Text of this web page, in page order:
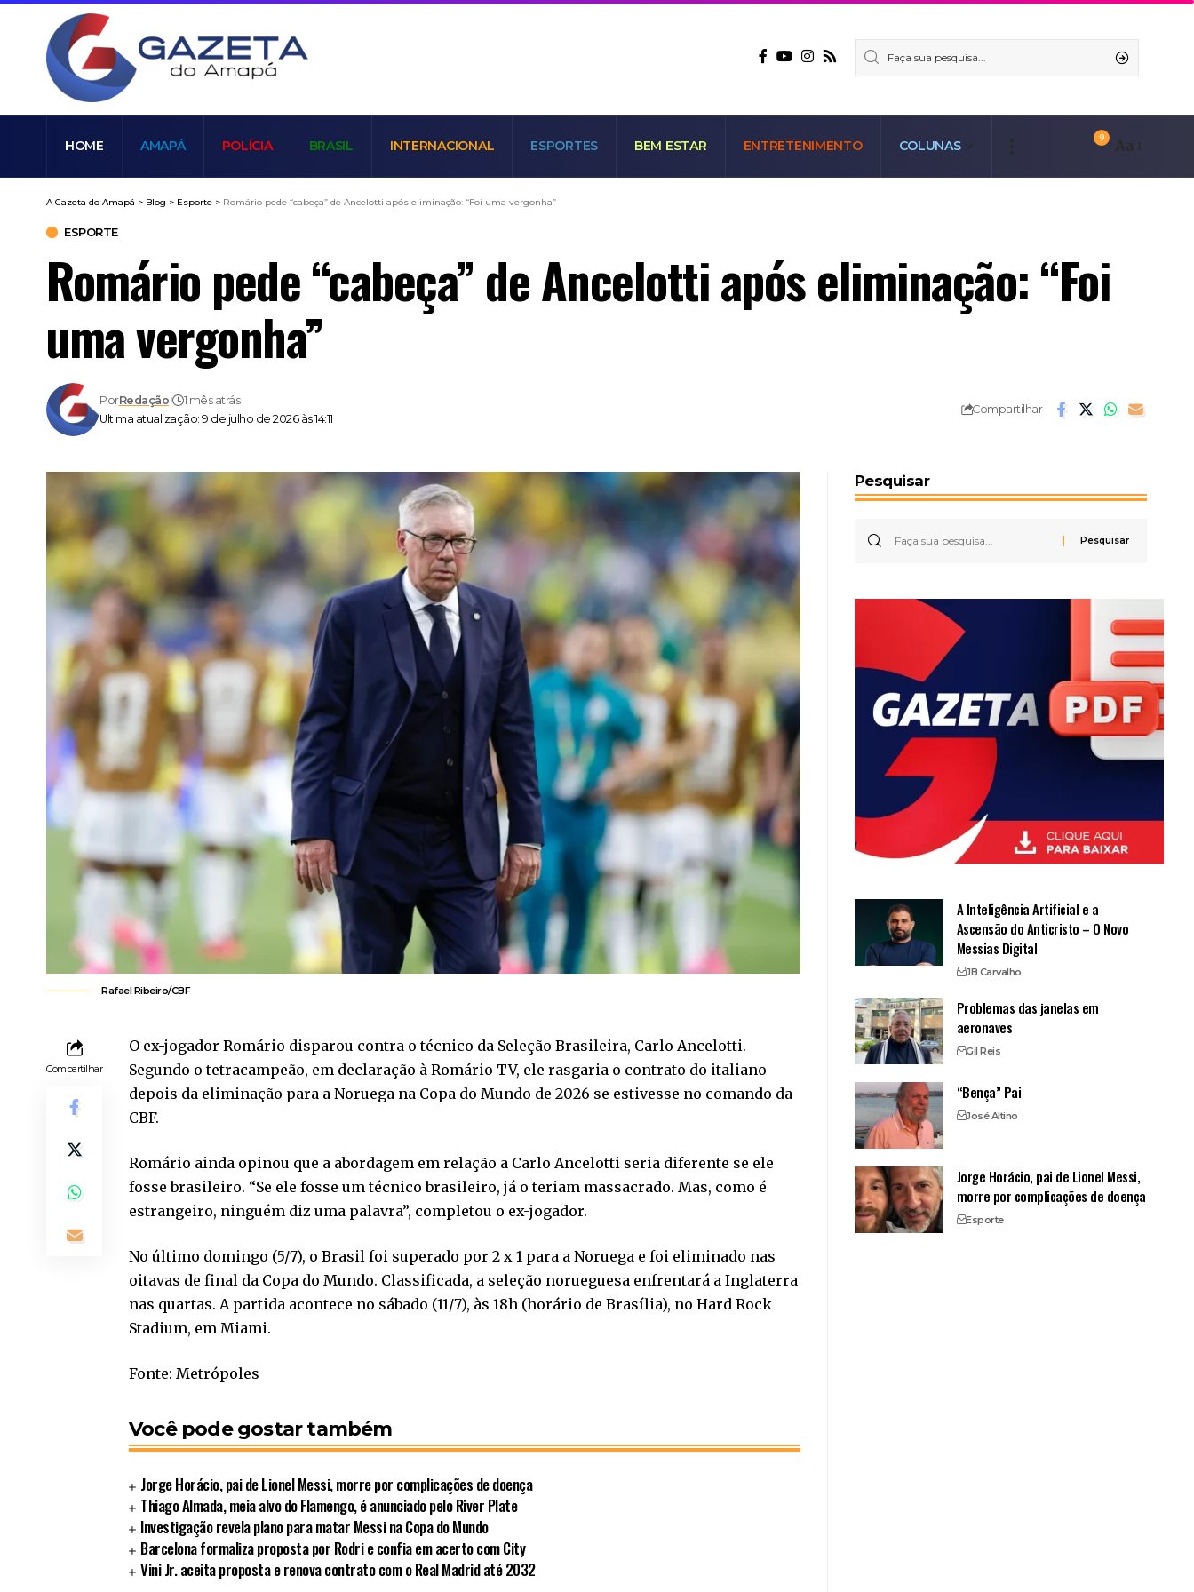
HOME AMAPÁ POLÍCIA BRASIL INTERNACIONAL ESPORTES BEM ESTAR ENTRETENIMENTO COLUNAS
9 Aa
A Gazeta do Amapá > Blog > Esporte > Romário pede “cabeça” de Ancelotti após eliminação: “Foi uma vergonha”
ESPORTE
Romário pede “cabeça” de Ancelotti após eliminação: “Foi
uma vergonha”
Ultima atualização: 9 de julho de 2026 às 14:11
PorRedação 1 mês atrás
Compartilhar
Rafael Ribeiro/CBF
Compartilhar
O ex-jogador Romário disparou contra o técnico da Seleção Brasileira, Carlo Ancelotti.
Segundo o tetracampeão, em declaração à Romário TV, ele rasgaria o contrato do italiano
depois da eliminação para a Noruega na Copa do Mundo de 2026 se estivesse no comando da
CBF.
Romário ainda opinou que a abordagem em relação a Carlo Ancelotti seria diferente se ele
fosse brasileiro. “Se ele fosse um técnico brasileiro, já o teriam massacrado. Mas, como é
estrangeiro, ninguém diz uma palavra”, completou o ex-jogador.
No último domingo (5/7), o Brasil foi superado por 2 x 1 para a Noruega e foi eliminado nas
oitavas de final da Copa do Mundo. Classificada, a seleção norueguesa enfrentará a Inglaterra
nas quartas. A partida acontece no sábado (11/7), às 18h (horário de Brasília), no Hard Rock
Stadium, em Miami.
Fonte: Metrópoles
Você pode gostar também
Jorge Horácio, pai de Lionel Messi, morre por complicações de doença
Thiago Almada, meia alvo do Flamengo, é anunciado pelo River Plate
Investigação revela plano para matar Messi na Copa do Mundo
Barcelona formaliza proposta por Rodri e confia em acerto com City
Vini Jr. aceita proposta e renova contrato com o Real Madrid até 2032
Pesquisar
A Inteligência Artificial e a
Ascensão do Anticristo – O Novo
Messias Digital
JB Carvalho
Problemas das janelas em
aeronaves
Gil Reis
“Bença” Pai
José Altino
Jorge Horácio, pai de Lionel Messi,
morre por complicações de doença
Esporte